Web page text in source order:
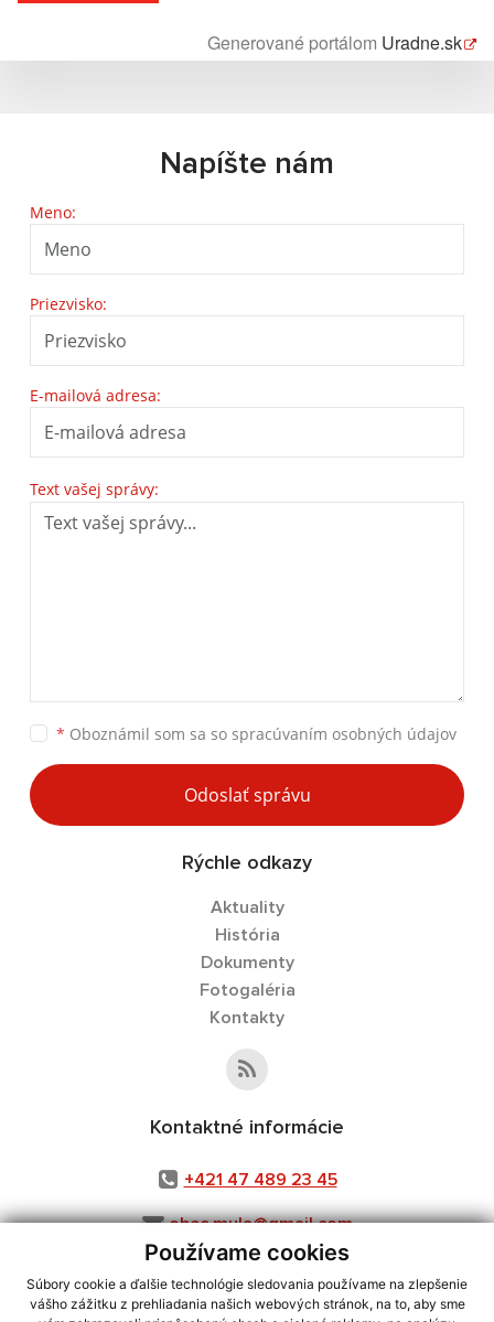
Používame cookies
Súbory cookie a ďalšie technológie sledovania používame na zlepšenie
vášho zážitku z prehliadania našich webových stránok, na to, aby sme
Generované portálom Uradne.sk
Napíšte nám
Meno:
Priezvisko:
E-mailová adresa:
Text vašej správy:
* Oboznámil som sa so spracúvaním osobných údajov
Odoslať správu
Rýchle odkazy
Aktuality
História
Dokumenty
Fotogaléria
Kontakty
Kontaktné informácie
+421 47 489 23 45
obec.mula@gmail.com